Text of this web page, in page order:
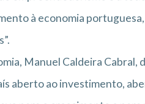
à economia
Manuel Caldeira Cabral,
aberto ao investimento,